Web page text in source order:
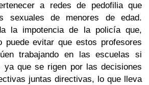
a redes de pedofilia que
sexuales de menores de edad.
la impotencia de la policía que,
puede evitar que estos profesores
trabajando en las escuelas si
ya que se rigen por las decisiones
juntas directivas, lo que lleva